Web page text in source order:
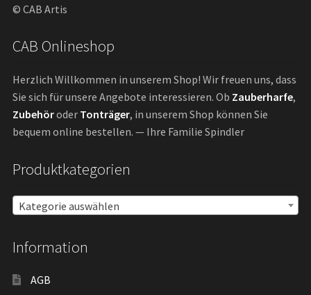
© CAB Artis
CAB Onlineshop
Herzlich Willkommen in unserem Shop! Wir freuen uns, dass
Sie sich für unsere Angebote interessieren. Ob Zauberharfe,
Zubehöroder Tonträger, in unserem Shop können Sie
bequem online bestellen. — Ihre Familie Spindler
Produktkategorien
Kategorie auswählen
Information
AGB